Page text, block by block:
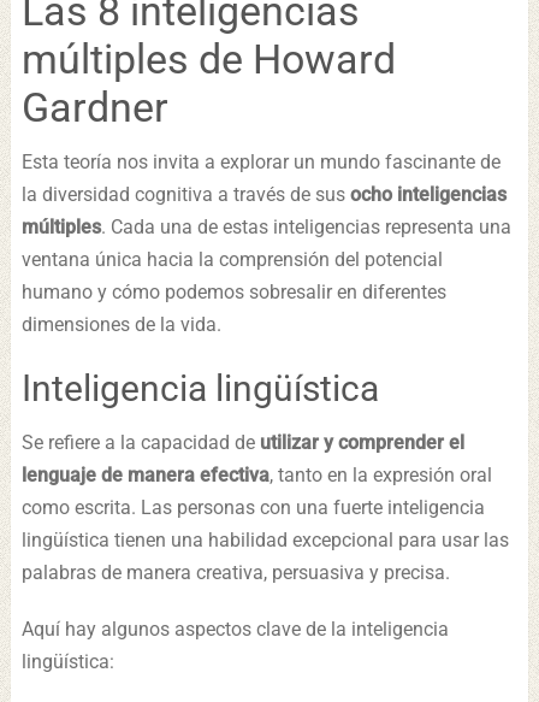
Las 8 inteligencias
múltiples de Howard
Gardner
Esta teoría nos invita a explorar un mundo fascinante de
la diversidad cognitiva a través de sus ocho inteligencias
múltiples. Cada una de estas inteligencias representa una
ventana única hacia la comprensión del potencial
humano y cómo podemos sobresalir en diferentes
dimensiones de la vida.
Inteligencia lingüística
Se refiere a la capacidad de utilizar y comprender el
lenguaje de manera efectiva, tanto en la expresión oral
como escrita. Las personas con una fuerte inteligencia
lingüística tienen una habilidad excepcional para usar las
palabras de manera creativa, persuasiva y precisa.
Aquí hay algunos aspectos clave de la inteligencia
lingüística: